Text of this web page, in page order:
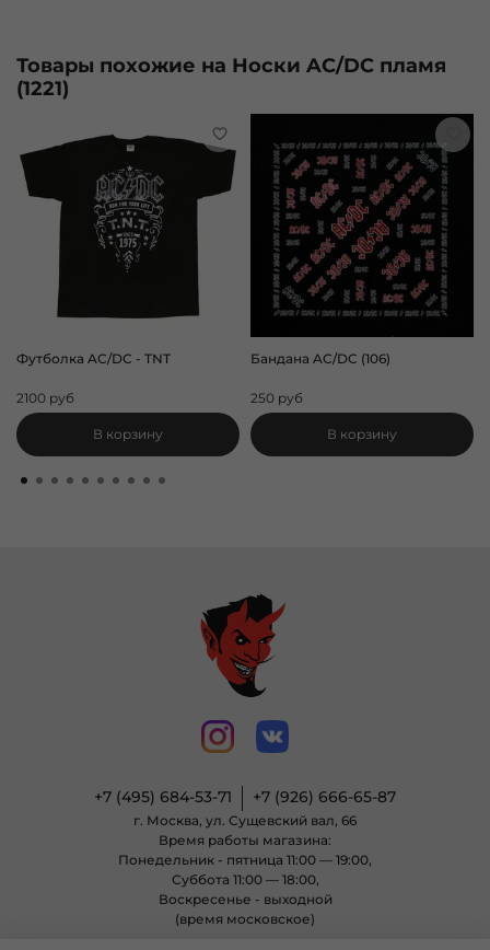
Товары похожие на Носки AC/DC пламя
(1221)
Футболка AC/DC - TNT
2100 руб
В корзину
Бандана AC/DC (106)
250 руб
В корзину
+7 (495) 684-53-71 +7 (926) 666-65-87
г. Москва, ул. Сущевский вал, 66
Время работы магазина:
Понедельник - пятница 11:00 — 19:00,
Суббота 11:00 — 18:00,
Воскресенье - выходной
(время московское)